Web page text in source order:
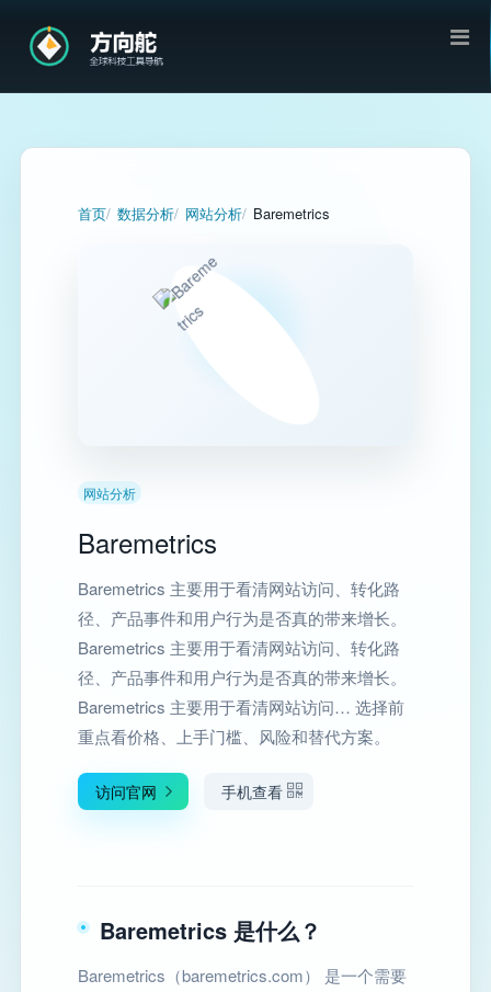
首页 数据分析 网站分析 Baremetrics
网站分析
Baremetrics
Baremetrics 主要用于看清网站访问、转化路
径、产品事件和用户行为是否真的带来增长。
Baremetrics 主要用于看清网站访问、转化路
径、产品事件和用户行为是否真的带来增长。
Baremetrics 主要用于看清网站访问… 选择前
重点看价格、上手门槛、风险和替代方案。
访问官网 手机查看
Baremetrics 是什么？
Baremetrics（baremetrics.com） 是一个需要